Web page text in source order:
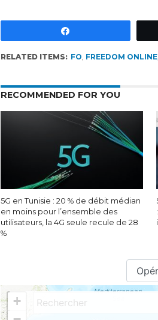
RELATED ITEMS: FO, FREEDOM ONLINE,
RECOMMENDED FOR YOU
5G en Tunisie : 20 % de débit médian
en moins pour l’ensemble des
utilisateurs, la 4G seule recule de 28
%